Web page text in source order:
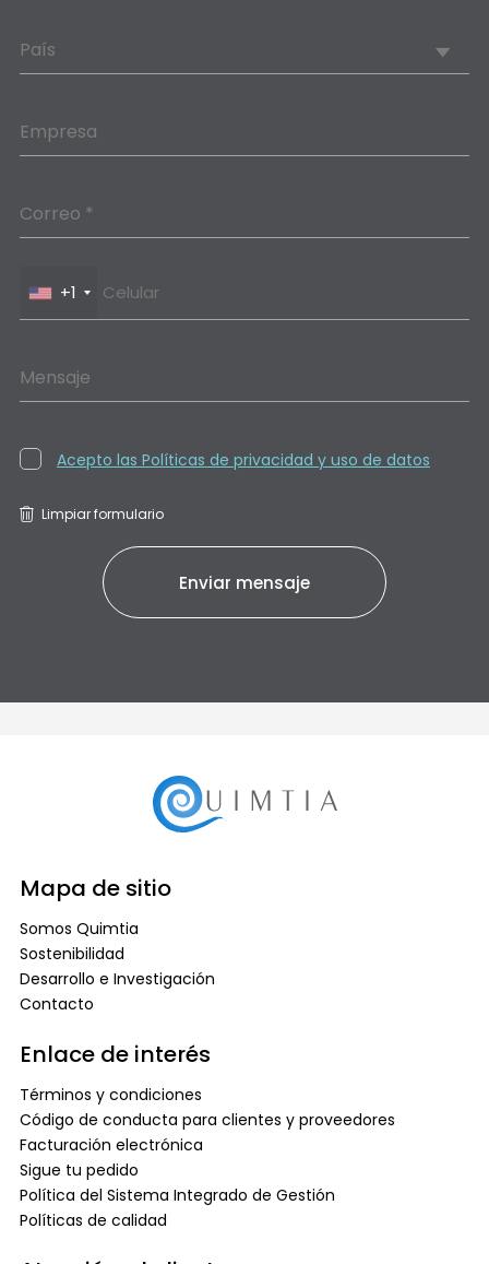
País
Empresa
Correo *
+1
Mensaje
Acepto las Políticas de privacidad y uso de datos
Limpiar formulario
Mapa de sitio
Somos Quimtia
Sostenibilidad
Desarrollo e Investigación
Contacto
Enlace de interés
Términos y condiciones
Código de conducta para clientes y proveedores
Facturación electrónica
Sigue tu pedido
Política del Sistema Integrado de Gestión
Políticas de calidad